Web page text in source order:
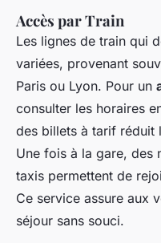
Accès par Train
Les lignes de train qui
variées, provenant
Paris ou Lyon. Pour un
consulter les horaires
des billets à tarif réduit
Une fois à la gare, des
taxis permettent de
Ce service assure aux
séjour sans souci.